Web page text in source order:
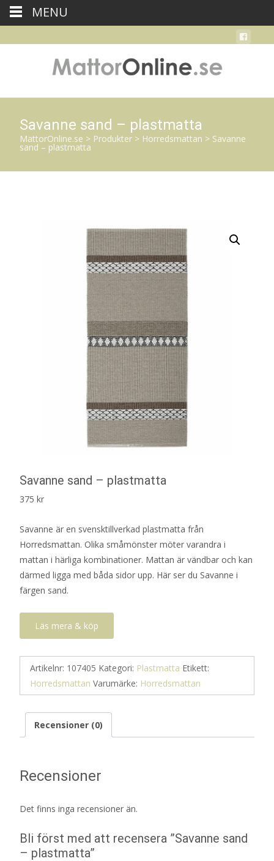
Savanne sand – plastmatta
MattorOnline.se > Produkter > Horredsmattan > Savanne
sand – plastmatta
Savanne sand – plastmatta
375 kr
Savanne är en svensktillverkad plastmatta från
Horredsmattan. Olika småmönster möter varandra i
mattan i härliga kombinationer. Mattan är vändbar och kan
därmed ligga med båda sidor upp. Här ser du Savanne i
färgen sand.
Läs mera & köp
Artikelnr: 107405 Kategori: Plastmatta Etikett:
Horredsmattan Varumärke: Horredsmattan
Recensioner (0)
Recensioner
Det finns inga recensioner än.
Bli först med att recensera ”Savanne sand
– plastmatta”
MENU